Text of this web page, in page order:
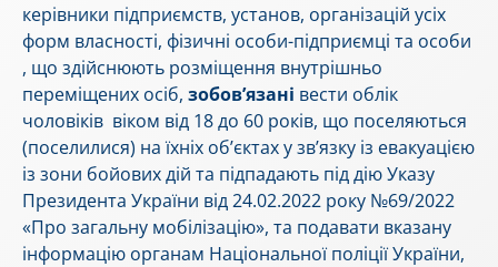
керівники підприємств, установ, організацій усіх
форм власності, фізичні особи-підприємці та особи
, що здійснюють розміщення внутрішньо
переміщених осіб, зобов’язані вести облік
чоловіків віком від 18 до 60 років, що поселяються
(поселилися) на їхніх об’єктах у зв’язку із евакуацією
із зони бойових дій та підпадають під дію Указу
Президента України від 24.02.2022 року №69/2022
«Про загальну мобілізацію», та подавати вказану
інформацію органам Національної поліції України,